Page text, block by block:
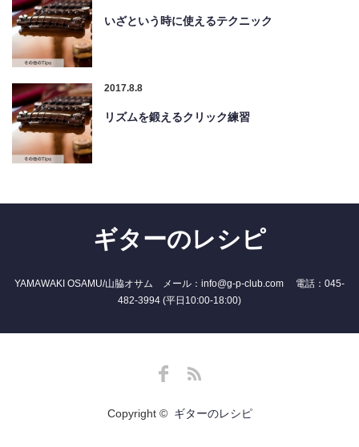
いざという時に使えるテクニック
2017.8.8
リズムを鍛えるクリック練習
ギターのレシピ
YAMAWAKI OSAMU/山脇オサム メール：info@g-p-club.com 電話：045-
482-3994 (平日10:00-18:00)
Copyright © ギターのレシピ